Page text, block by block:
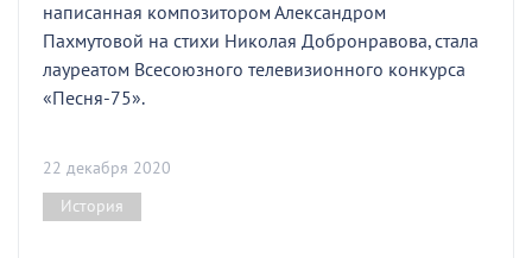
22 декабря 2020
написанная композитором Александром
Пахмутовой на стихи Николая Добронравова, стала
лауреатом Всесоюзного телевизионного конкурса
«Песня-75».
История